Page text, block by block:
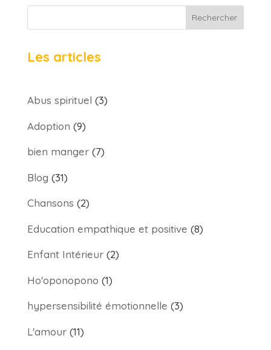
Rechercher
Les articles
Abus spirituel (3)
Adoption (9)
bien manger(7)
Blog (31)
Chansons (2)
Education empathique et positive (8)
Enfant Intérieur(2)
Ho'oponopono (1)
hypersensibilité émotionnelle (3)
L'amour(11)